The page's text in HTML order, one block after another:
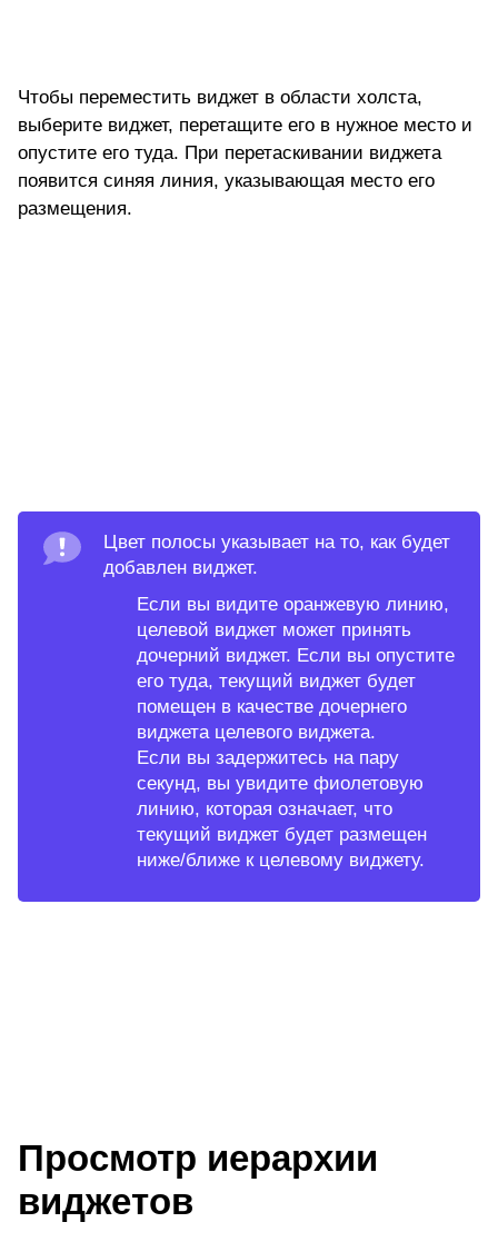
Чтобы переместить виджет в области холста,
выберите виджет, перетащите его в нужное место и
опустите его туда. При перетаскивании виджета
появится синяя линия, указывающая место его
размещения.
Цвет полосы указывает на то, как будет
добавлен виджет.
Если вы видите оранжевую линию,
целевой виджет может принять
дочерний виджет. Если вы опустите
его туда, текущий виджет будет
помещен в качестве дочернего
виджета целевого виджета.
Если вы задержитесь на пару
секунд, вы увидите фиолетовую
линию, которая означает, что
текущий виджет будет размещен
ниже/ближе к целевому виджету.
Просмотр иерархии
виджетов